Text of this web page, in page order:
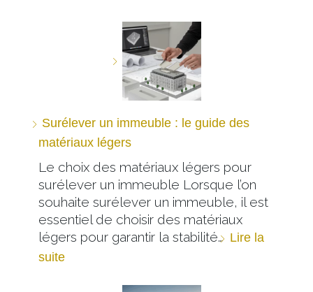
Surélever un immeuble : le guide des
matériaux légers
Le choix des matériaux légers pour
surélever un immeuble Lorsque l’on
souhaite surélever un immeuble, il est
essentiel de choisir des matériaux
légers pour garantir la stabilité… Lire la
suite